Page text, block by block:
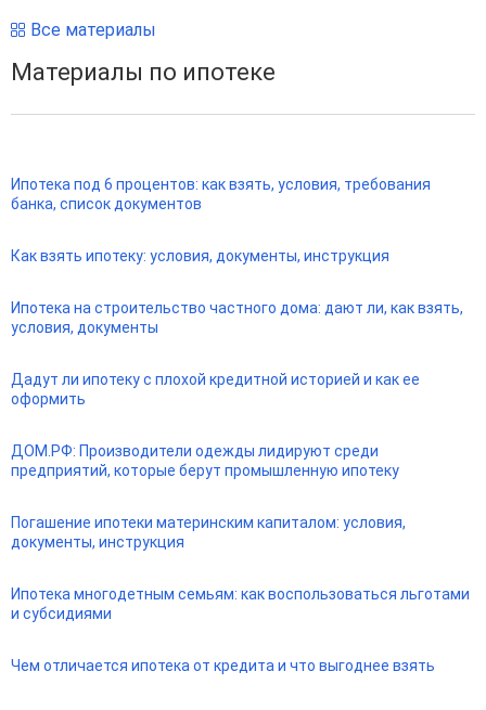
Все материалы
Материалы по ипотеке
Ипотека под 6 процентов: как взять, условия, требования
банка, список документов
Как взять ипотеку: условия, документы, инструкция
Ипотека на строительство частного дома: дают ли, как взять,
условия, документы
Дадут ли ипотеку с плохой кредитной историей и как ее
оформить
ДОМ.РФ: Производители одежды лидируют среди
предприятий, которые берут промышленную ипотеку
Погашение ипотеки материнским капиталом: условия,
документы, инструкция
Ипотека многодетным семьям: как воспользоваться льготами
и субсидиями
Чем отличается ипотека от кредита и что выгоднее взять